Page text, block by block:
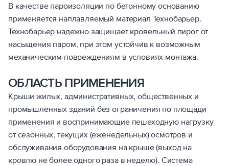
В качестве пароизоляции по бетонному основанию
применяется наплавляемый материал Технобарьер.
Технобарьер надежно защищает кровельный пирог от
насыщения паром, при этом устойчив к возможным
механическим повреждениям в условиях монтажа.
ОБЛАСТЬ ПРИМЕНЕНИЯ
Крыши жилых, административных, общественных и
промышленных зданий без ограничения по площади
применения и воспринимающие пешеходную нагрузку
от сезонных, текущих (еженедельных) осмотров и
обслуживания оборудования на крыше (выход на
кровлю не более одного раза в неделю). Система